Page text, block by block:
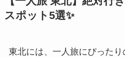
スポット5選✨
東北には、一人旅にぴったり